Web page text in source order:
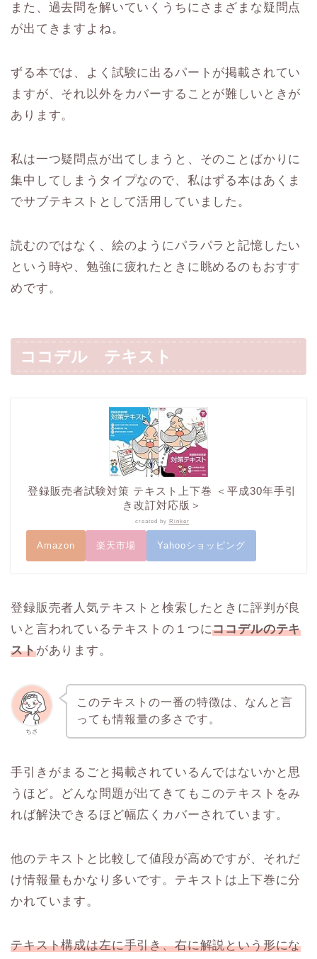
また、過去問を解いていくうちにさまざまな疑問点
が出てきますよね。
ずる本では、よく試験に出るパートが掲載されてい
ますが、それ以外をカバーすることが難しいときが
あります。
私は一つ疑問点が出てしまうと、そのことばかりに
集中してしまうタイプなので、私はずる本はあくま
でサブテキストとして活用していました。
読むのではなく、絵のようにパラパラと記憶したい
という時や、勉強に疲れたときに眺めるのもおすす
めです。
ココデル テキスト
登録販売者試験対策 テキスト上下巻 ＜平成30年手引
き改訂対応版＞
created by Rinker
Amazon 楽天市場 Yahooショッピング
登録販売者人気テキストと検索したときに評判が良
いと言われているテキストの１つにココデルのテキ
ストがあります。
ちさ
このテキストの一番の特徴は、なんと言
っても情報量の多さです。
手引きがまるごと掲載されているんではないかと思
うほど。どんな問題が出てきてもこのテキストをみ
れば解決できるほど幅広くカバーされています。
他のテキストと比較して値段が高めですが、それだ
け情報量もかなり多いです。テキストは上下巻に分
かれています。
テキスト構成は左に手引き、右に解説という形にな